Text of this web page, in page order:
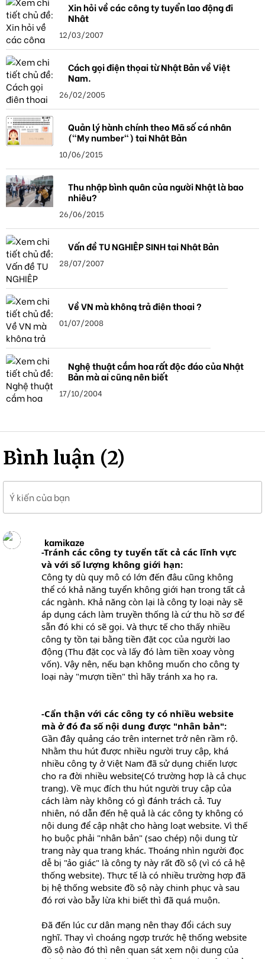
Xin hỏi về các công ty tuyển lao động đi
Nhật
12/03/2007
Cách gọi điện thọai từ Nhật Bản về Việt
Nam.
26/02/2005
Quản lý hành chính theo Mã số cá nhân
("My number") tại Nhật Bản
10/06/2015
Thu nhập bình quân của người Nhật là bao
nhiêu?
26/06/2015
Vấn đề TU NGHIỆP SINH tại Nhật Bản
28/07/2007
Về VN mà không trả điện thoại ?
01/07/2008
Nghệ thuật cắm hoa rất độc đáo của Nhật
Bản mà ai cũng nên biết
17/10/2004
Bình luận (2)
Ý kiến của bạn
kamikaze
-Tránh các công ty tuyển tất cả các lĩnh vực
và với số lượng không giới hạn:
Công ty dù quy mô có lớn đến đâu cũng không
thể có khả năng tuyển không giới hạn trong tất cả
các ngành. Khả năng còn lại là công ty loại này sẽ
áp dụng cách làm truyền thống là cứ thu hồ sơ để
sẵn đó khi có sẽ gọi. Và thực tế cho thấy nhiều
công ty tồn tại bằng tiền đặt cọc của người lao
động (Thu đặt cọc và lấy đó làm tiền xoay vòng
vốn). Vậy nên, nếu bạn không muốn cho công ty
loại này "mượn tiền" thì hãy tránh xa họ ra.
-Cẩn thận với các công ty có nhiều website
mà ở đó đa số nội dung được "nhân bản":
Gần đây quảng cáo trên internet trở nên rầm rộ.
Nhằm thu hút được nhiều người truy cập, khá
nhiều công ty ở Việt Nam đã sử dụng chiến lược
cho ra đời nhiều website(Có trường hợp là cả chục
trang). Về mục đích thu hút người truy cập của
cách làm này không có gì đánh trách cả. Tuy
nhiên, nó dẫn đến hệ quả là các công ty không có
nội dung để cập nhật cho hàng loạt website. Vì thế
họ buộc phải "nhân bản" (sao chép) nội dung từ
trang này qua trang khác. Thoáng nhìn người đọc
dễ bị "ảo giác" là công ty này rất đồ sộ (vì có cả hệ
thống website). Thực tế là có nhiều trường hợp đã
bị hệ thống website đồ sộ này chinh phục và sau
đó rơi vào bẫy lừa khi biết thì đã quá muộn.
Đã đến lúc cư dân mạng nên thay đổi cách suy
nghĩ. Thay vì choáng ngợp trước hệ thống website
đồ sộ nào đó thì nên quan sát xem nội dung của